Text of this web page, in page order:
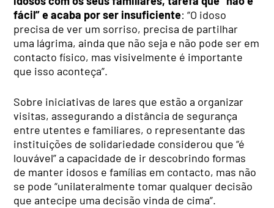
fácil” e acaba por ser insuficiente: “O idoso
precisa de ver um sorriso, precisa de partilhar
uma lágrima, ainda que não seja e não pode ser em
contacto físico, mas visivelmente é importante
que isso aconteça”.
Sobre iniciativas de lares que estão a organizar
visitas, assegurando a distância de segurança
entre utentes e familiares, o representante das
instituições de solidariedade considerou que “é
louvável” a capacidade de ir descobrindo formas
de manter idosos e famílias em contacto, mas não
se pode “unilateralmente tomar qualquer decisão
que antecipe uma decisão vinda de cima”.